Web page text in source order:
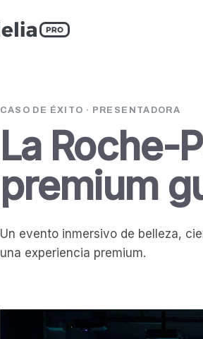
CASO DE ÉXITO · PRESENTADORA
La Roche-
premium
Un evento inmersivo de belleza,
una experiencia premium.